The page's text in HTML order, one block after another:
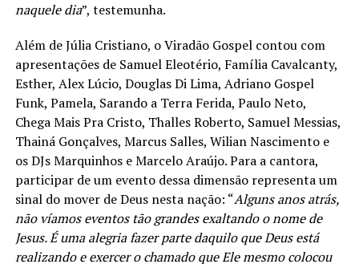
naquele dia”, testemunha.
Além de Júlia Cristiano, o Viradão Gospel contou com
apresentações de Samuel Eleotério, Família Cavalcanty,
Esther, Alex Lúcio, Douglas Di Lima, Adriano Gospel
Funk, Pamela, Sarando a Terra Ferida, Paulo Neto,
Chega Mais Pra Cristo, Thalles Roberto, Samuel Messias,
Thainá Gonçalves, Marcus Salles, Wilian Nascimento e
os DJs Marquinhos e Marcelo Araújo. Para a cantora,
participar de um evento dessa dimensão representa um
sinal do mover de Deus nesta nação: “Alguns anos atrás,
não víamos eventos tão grandes exaltando o nome de
Jesus. É uma alegria fazer parte daquilo que Deus está
realizando e exercer o chamado que Ele mesmo colocou